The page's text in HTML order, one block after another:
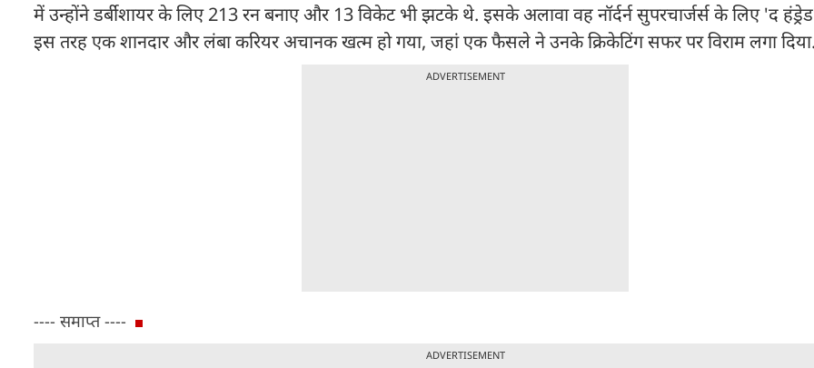
में उन्होंने डर्बीशायर के लिए 213 रन बनाए और 13 विकेट भी झटके थे. इसके अलावा वह नॉर्दर्न सुपरचार्जर्स के लिए 'द
इस तरह एक शानदार और लंबा करियर अचानक खत्म हो गया, जहां एक फैसले ने उनके क्रिकेटिंग सफर पर विराम लगा दिया.
ADVERTISEMENT
---- समाप्त ----
ADVERTISEMENT